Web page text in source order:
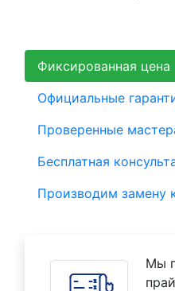
Фиксированная цена
Официальные
Проверенные
Бесплатная
Производим замену
Мы